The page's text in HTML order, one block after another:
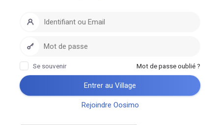
Se souvenir Mot de passe oublié ?
Entrer au Village
Rejoindre Oosimo